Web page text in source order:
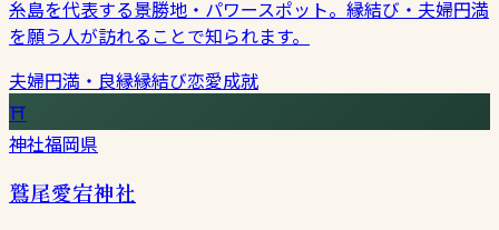
糸島を代表する景勝地・パワースポット。縁結び・夫婦円満
を願う人が訪れることで知られます。
夫婦円満・良縁縁結び恋愛成就
⛩
神社福岡県
鷲尾愛宕神社